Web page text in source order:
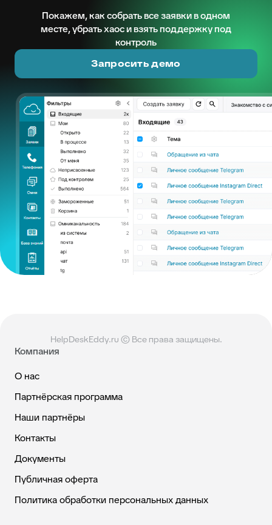
Покажем, как собрать все заявки в одном
месте, убрать хаос и взять поддержку под
контроль
Запросить демо
HelpDeskEddy.ru © Все права защищены.
Компания
О нас
Партнёрская программа
Наши партнёры
Контакты
Документы
Публичная оферта
Политика обработки персональных данных